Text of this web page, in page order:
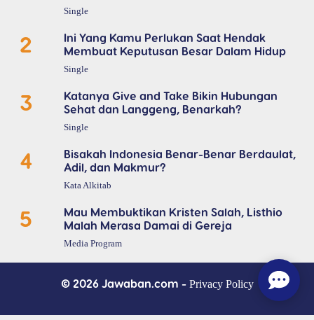
Single
2
Ini Yang Kamu Perlukan Saat Hendak
Membuat Keputusan Besar Dalam Hidup
Single
3
Katanya Give and Take Bikin Hubungan
Sehat dan Langgeng, Benarkah?
Single
4
Bisakah Indonesia Benar-Benar Berdaulat,
Adil, dan Makmur?
Kata Alkitab
5
Mau Membuktikan Kristen Salah, Listhio
Malah Merasa Damai di Gereja
Media Program
© 2026 Jawaban.com - Privacy Policy